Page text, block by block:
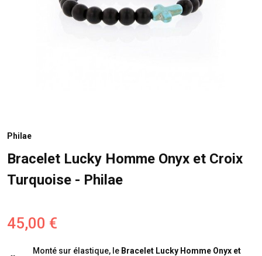
Philae
Bracelet Lucky Homme Onyx et Croix
Turquoise - Philae
45,00 €
Monté sur élastique, le Bracelet Lucky Homme Onyx et